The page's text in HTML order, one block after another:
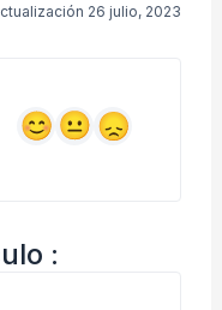
26 julio, 2023
: